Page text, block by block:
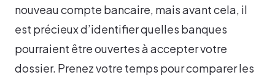
nouveau compte bancaire, mais avant cela, il
est précieux d’identifier quelles banques
pourraient être ouvertes à accepter votre
dossier. Prenez votre temps pour comparer les